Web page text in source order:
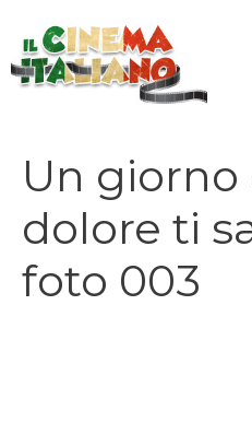
contenuto
Un
dolore ti
foto 003